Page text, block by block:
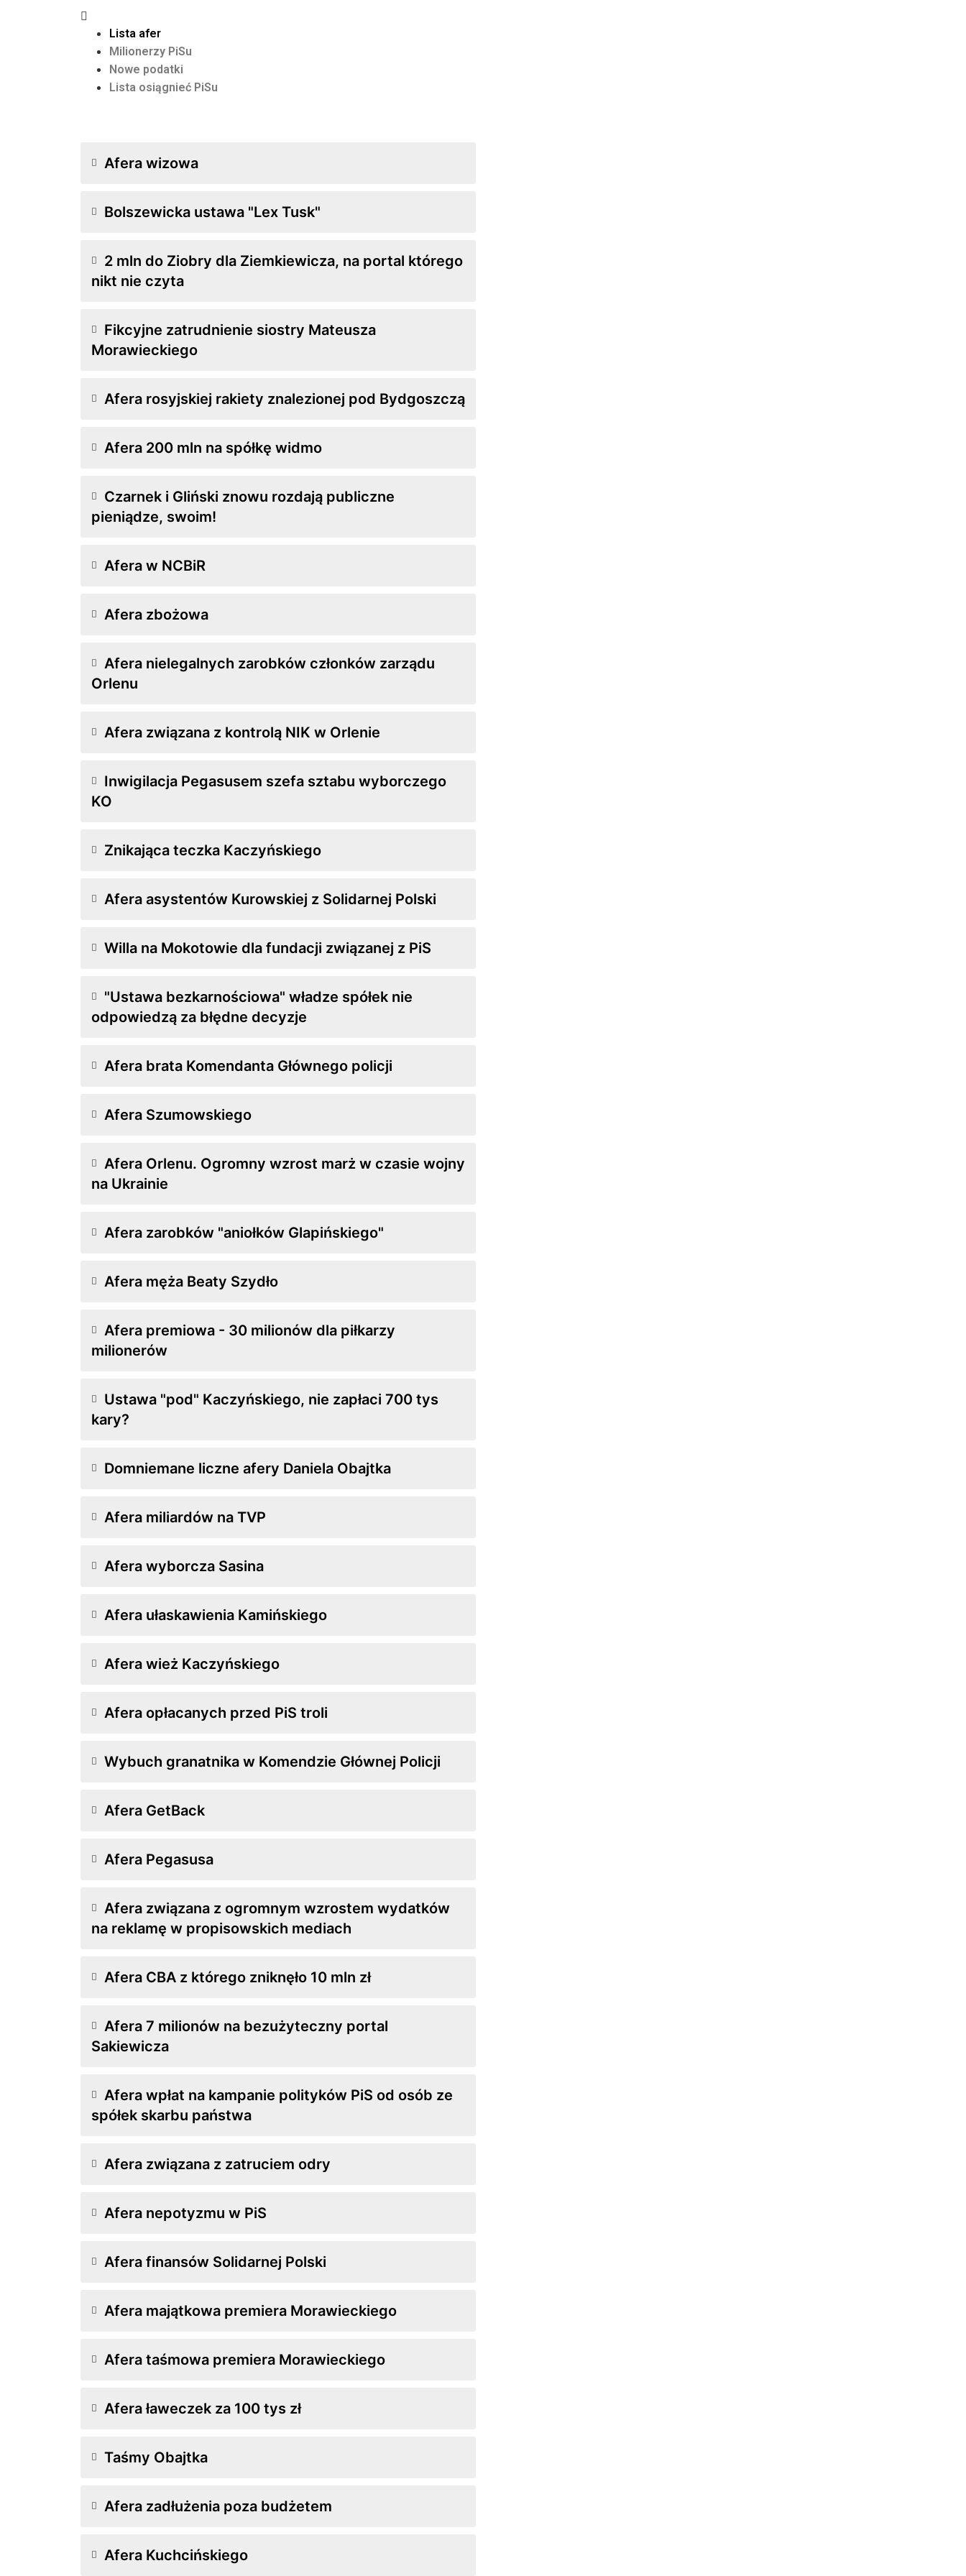
Lista afer
Milionerzy PiSu
Nowe podatki
Lista osiągnieć PiSu
Afera wizowa
Bolszewicka ustawa "Lex Tusk"
2 mln do Ziobry dla Ziemkiewicza, na portal którego
nikt nie czyta
Fikcyjne zatrudnienie siostry Mateusza
Morawieckiego
Afera rosyjskiej rakiety znalezionej pod Bydgoszczą
Afera 200 mln na spółkę widmo
Czarnek i Gliński znowu rozdają publiczne
pieniądze, swoim!
Afera w NCBiR
Afera zbożowa
Afera nielegalnych zarobków członków zarządu
Orlenu
Afera związana z kontrolą NIK w Orlenie
Inwigilacja Pegasusem szefa sztabu wyborczego
KO
Znikająca teczka Kaczyńskiego
Afera asystentów Kurowskiej z Solidarnej Polski
Willa na Mokotowie dla fundacji związanej z PiS
"Ustawa bezkarnościowa" władze spółek nie
odpowiedzą za błędne decyzje
Afera brata Komendanta Głównego policji
Afera Szumowskiego
Afera Orlenu. Ogromny wzrost marż w czasie wojny
na Ukrainie
Afera zarobków "aniołków Glapińskiego"
Afera męża Beaty Szydło
Afera premiowa - 30 milionów dla piłkarzy
milionerów
Ustawa "pod" Kaczyńskiego, nie zapłaci 700 tys
kary?
Domniemane liczne afery Daniela Obajtka
Afera miliardów na TVP
Afera wyborcza Sasina
Afera ułaskawienia Kamińskiego
Afera wież Kaczyńskiego
Afera opłacanych przed PiS troli
Wybuch granatnika w Komendzie Głównej Policji
Afera GetBack
Afera Pegasusa
Afera związana z ogromnym wzrostem wydatków
na reklamę w propisowskich mediach
Afera CBA z którego zniknęło 10 mln zł
Afera 7 milionów na bezużyteczny portal
Sakiewicza
Afera wpłat na kampanie polityków PiS od osób ze
spółek skarbu państwa
Afera związana z zatruciem odry
Afera nepotyzmu w PiS
Afera finansów Solidarnej Polski
Afera majątkowa premiera Morawieckiego
Afera taśmowa premiera Morawieckiego
Afera ławeczek za 100 tys zł
Taśmy Obajtka
Afera zadłużenia poza budżetem
Afera Kuchcińskiego